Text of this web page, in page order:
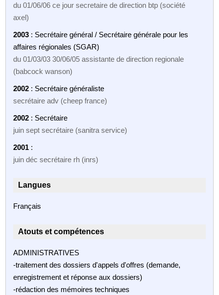
du 01/06/06 ce jour secretaire de direction btp (société
axel)
2003 : Secrétaire général / Secrétaire générale pour les
affaires régionales (SGAR)
du 01/03/03 30/06/05 assistante de direction regionale
(babcock wanson)
2002 : Secrétaire généraliste
secrétaire adv (cheep france)
2002 : Secrétaire
juin sept secrétaire (sanitra service)
2001 :
juin déc secrétaire rh (inrs)
Langues
Français
Atouts et compétences
ADMINISTRATIVES
-traitement des dossiers d'appels d'offres (demande,
enregistrement et réponse aux dossiers)
-rédaction des mémoires techniques